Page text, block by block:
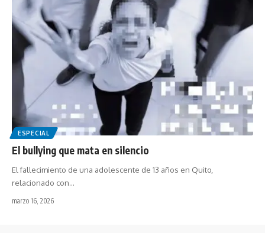
ESPECIAL
El bullying que mata en silencio
El fallecimiento de una adolescente de 13 años en Quito,
relacionado con…
marzo 16, 2026